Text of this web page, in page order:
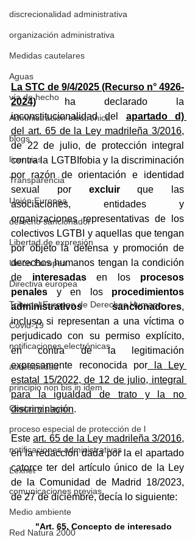
discrecionalidad administrativa
organización administrativa
Medidas cautelares
Aguas
vía de hecho
Administración electrónica
blogs
licencias
Transparencia
Unión Europea
derecho sancionador
Libertad de expresión
Unión Europea
Directiva europea
Tribunal Europeo de Derechos Humano
Covid-19
notificaciones electrónicas
accesibilidad
principio non bis in idem
Costas y playas
proceso especial de protección de l
notificaciones administrativas
Lexnet
comunicaciones previas
Medio ambiente
Red Natura 2000
La STC de 9/4/2025 (Recurso n° 4926-
2024)
ha declarado la
inconstitucionalidad del
del art. 65 de la Ley madrileña 3/2016,
de 22 de julio, de protección integral
contra la LGTBIfobia y la discriminación
por razón de orientación e identidad
sexual por excluir que las
asociaciones, entidades y
organizaciones representativas de los
colectivos LGTBI y aquellas que tengan
por objeto la defensa y promoción de
derechos humanos tengan la condición
de interesadas en los procesos
penales y en los procedimientos
administrativos sancionadores,
incluso si representan a una víctima o
perjudicado con su permiso explícito,
en contra de la legitimación
expresamente reconocida por la Ley
estatal 15/2022, de 12 de julio, integral
para la igualdad de trato y la no
discriminación.
Este art. 65 de la Ley madrileña 3/2016,
en la redacción dada por la el apartado
catorce ter del artículo único de la Ley
de la Comunidad de Madrid 18/2023,
de 27 de diciembre, decía lo siguiente:
"Art. 65. Concepto de interesado